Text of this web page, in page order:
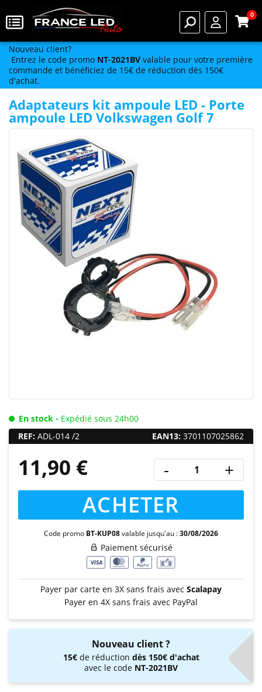
0
Nouveau client?
Entrez le code promo NT-2021BV valable pour votre première
commande et bénéficiez de 15€ de réduction dès 150€
d'achat.
Adaptateurs kit ampoule LED - Porte
ampoule LED Volkswagen Golf 7
En stock - Expédié sous 24h00
REF: ADL-014 /2 EAN13: 3701107025862
11,90 € - +
ACHETER
Code promo BT-KUP08valable jusqu'au :30/08/2026
Paiement sécurisé
Payer par carte en 3X sans frais avec Scalapay
Payer en 4X sans frais avec PayPal
Nouveau client ?
15€de réduction dès 150€ d'achat
avec le code NT-2021BV